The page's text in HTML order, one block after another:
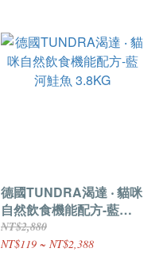
德國TUNDRA渴達 ‧ 貓咪
自然飲食機能配方-藍河
鮭魚 3.8KG
NT$2,880
NT$119 ~ NT$2,388